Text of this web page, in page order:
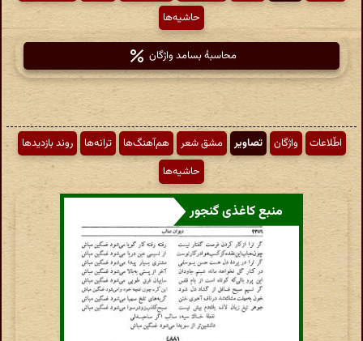
حاشیه‌ها
محاسبهٔ بسامد واژگان
اطّلاعات واژگان تصاویر مشق شعر هم‌آهنگ‌ها ترانه‌ها
روند بازدیدها
حاشیه‌ها
منبع کاغذی گنجور